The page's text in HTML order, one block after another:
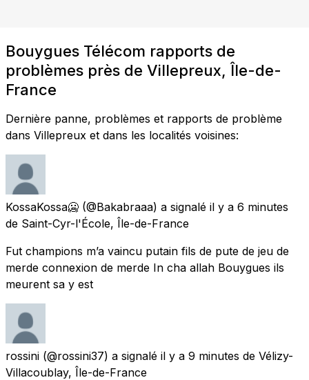
Bouygues Télécom rapports de
problèmes près de Villepreux, Île-de-
France
Dernière panne, problèmes et rapports de problème
dans Villepreux et dans les localités voisines:
KossaKossa🥶 (@Bakabraaa) a signalé il y a 6 minutes
de Saint-Cyr-l'École, Île-de-France
Fut champions m’a vaincu putain fils de pute de jeu de
merde connexion de merde In cha allah Bouygues ils
meurent sa y est
rossini (@rossini37) a signalé il y a 9 minutes de Vélizy-
Villacoublay, Île-de-France